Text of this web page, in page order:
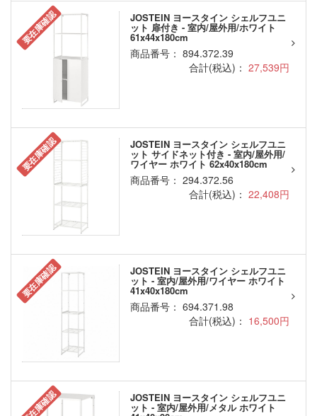
要在庫確認 JOSTEIN ヨースタイン シェルフユニ
ット 扉付き - 室内/屋外用/ホワイト
61x44x180cm
商品番号： 894.372.39
合計(税込)： 27,539円
要在庫確認 JOSTEIN ヨースタイン シェルフユニ
ット サイドネット付き - 室内/屋外用/
ワイヤー ホワイト 62x40x180cm
商品番号： 294.372.56
合計(税込)： 22,408円
要在庫確認 JOSTEIN ヨースタイン シェルフユニ
ット - 室内/屋外用/ワイヤー ホワイト
41x40x180cm
商品番号： 694.371.98
合計(税込)： 16,500円
要在庫確認 JOSTEIN ヨースタイン シェルフユニ
ット - 室内/屋外用/メタル ホワイト